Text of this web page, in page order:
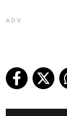
ADV